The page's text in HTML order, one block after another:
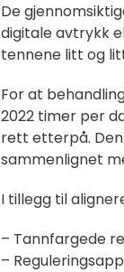
De
digitale avtrykk
tennene litt og
For at
2022 timer per
rett etterpå.
sammenlignet
I tillegg til
– Tannfargede
–